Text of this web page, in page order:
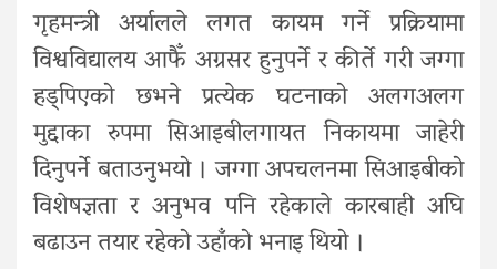
गृहमन्त्री अर्यालले लगत कायम गर्ने प्रक्रियामा
विश्वविद्यालय आफैँ अग्रसर हुनुपर्ने र कीर्ते गरी जग्गा
हड्पिएको छभने प्रत्येक घटनाको अलगअलग
मुद्दाका रुपमा सिआइबीलगायत निकायमा जाहेरी
दिनुपर्ने बताउनुभयो । जग्गा अपचलनमा सिआइबीको
विशेषज्ञता र अनुभव पनि रहेकाले कारबाही अघि
बढाउन तयार रहेको उहाँको भनाइ थियो ।